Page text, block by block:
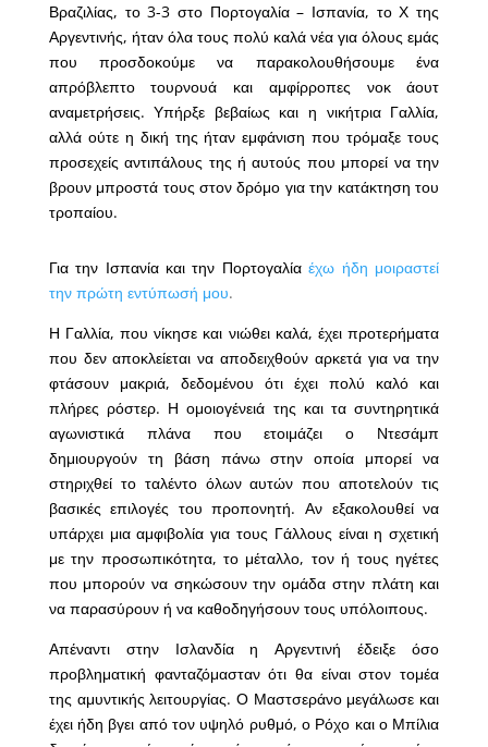
Βραζιλίας, το 3-3 στο Πορτογαλία – Ισπανία, το Χ της
Αργεντινής, ήταν όλα τους πολύ καλά νέα για όλους εμάς
που προσδοκούμε να παρακολουθήσουμε ένα
απρόβλεπτο τουρνουά και αμφίρροπες νοκ άουτ
αναμετρήσεις. Υπήρξε βεβαίως και η νικήτρια Γαλλία,
αλλά ούτε η δική της ήταν εμφάνιση που τρόμαξε τους
προσεχείς αντιπάλους της ή αυτούς που μπορεί να την
βρουν μπροστά τους στον δρόμο για την κατάκτηση του
τροπαίου.
Για την Ισπανία και την Πορτογαλία έχω ήδη μοιραστεί
την πρώτη εντύπωσή μου.
Η Γαλλία, που νίκησε και νιώθει καλά, έχει προτερήματα
που δεν αποκλείεται να αποδειχθούν αρκετά για να την
φτάσουν μακριά, δεδομένου ότι έχει πολύ καλό και
πλήρες ρόστερ. Η ομοιογένειά της και τα συντηρητικά
αγωνιστικά πλάνα που ετοιμάζει ο Ντεσάμπ
δημιουργούν τη βάση πάνω στην οποία μπορεί να
στηριχθεί το ταλέντο όλων αυτών που αποτελούν τις
βασικές επιλογές του προπονητή. Αν εξακολουθεί να
υπάρχει μια αμφιβολία για τους Γάλλους είναι η σχετική
με την προσωπικότητα, το μέταλλο, τον ή τους ηγέτες
που μπορούν να σηκώσουν την ομάδα στην πλάτη και
να παρασύρουν ή να καθοδηγήσουν τους υπόλοιπους.
Απέναντι στην Ισλανδία η Αργεντινή έδειξε όσο
προβληματική φανταζόμασταν ότι θα είναι στον τομέα
της αμυντικής λειτουργίας. Ο Μαστσεράνο μεγάλωσε και
έχει ήδη βγει από τον υψηλό ρυθμό, ο Ρόχο και ο Μπίλια